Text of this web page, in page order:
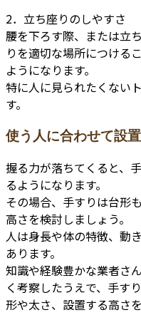
2．立ち座りのしやすさ
腰を下ろす際、または立
りを適切な場所につける
ようになります。
特に人に見られたくない
す。
使う人に合わせて設
握る力が落ちてくると、
るようになります。
その場合、手すりは台形
高さを検討しましょう。
人は身長や体の特徴、動
あります。
知識や経験豊かな業者さ
く考察したうえで、手す
形や太さ、設置する高さ